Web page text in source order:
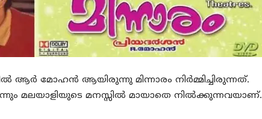
ആർ മോഹൻ ആയിരുന്നു മിന്നാരം നിർമ്മിച്ചിരുന്നത്.
മലയാളിയുടെ മനസ്സിൽ മായാതെ നിൽക്കുന്നവയാണ്.